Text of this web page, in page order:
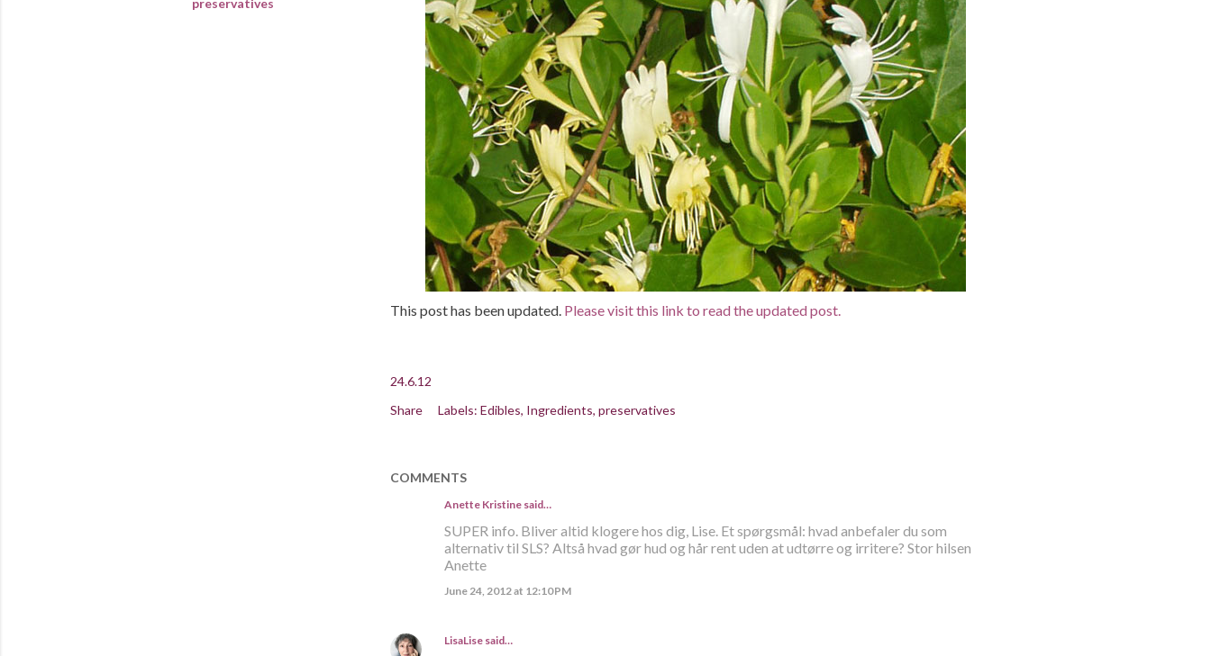
This post has been updated. Please visit this link to read the updated post.
24.6.12
Share
Labels: Edibles Ingredients preservatives
COMMENTS
Anette Kristinesaid…
SUPER info. Bliver altid klogere hos dig, Lise. Et spørgsmål: hvad anbefaler du som
alternativ til SLS? Altså hvad gør hud og hår rent uden at udtørre og irritere? Stor hilsen
Anette
June 24, 2012 at 12:10 PM
LisaLisesaid…